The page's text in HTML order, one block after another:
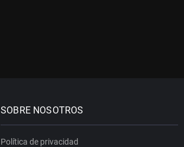
SOBRE NOSOTROS
Política de privacidad